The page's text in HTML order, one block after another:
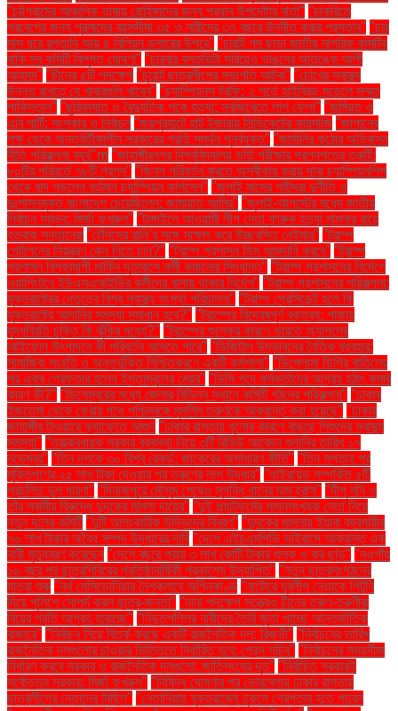
"চট্টগ্রামের আঞ্চলিক ভাষায় রোহিঙ্গাদের জন্য প্রধান উপদেষ্টার বার্তা" "চাকরিতে
প্রবেশের জন্য পুরুষদের বয়সসীমা ৩৫ ও নারীদের ৩৭ বছরে উন্নীত করার প্রস্তাব" "চার
মাস ধরে রপ্তানি আয় ৪ বিলিয়ন ডলারের উপরে" "চারটি পদ ছাড়া জাতীয় নাগরিক কমিটির
বাকি সব কমিটি বিলুপ্ত ঘোষণা" "চারবার বসতভিটা সরিয়েও ভাঙনের আতঙ্কে আলী
আহমদ" "চীনের ৫টি পদক্ষেপ "চুয়েট ছাত্রলীগের সভাপতি আটক" "চোখের স্বাস্থ্য
উন্নত রাখতে যে খাবারগুলি খাবেন" "চ্যাম্পিয়নস ট্রফি: ২ শর্তে হাইব্রিড মডেলে সম্মত
পাকিস্তান" "ছুরিকাঘাত ও বৈদ্যুতিক শকে হত্যা: সবজিখেতে লাশ ফেলা" "জমিয়ত ও
এবি পার্টি: সংস্কার ও নির্বাচন "জয়পুরহাটে হাট ইজারায় সিন্ডিকেটের কারসাজি "জাপানের
পক্ষ থেকে অন্তর্বর্তীকালীন সরকারের প্রতি সমর্থন পুনর্ব্যক্ত" "জার্মানির কঠোর অভিবাসন
নীতি পরিকল্পনা ব্যর্থ"m "জাহাঙ্গীরনগর বিশ্ববিদ্যালয় ভর্তি পরীক্ষার প্রশ্নপত্রে ত্রুটি:
৮০টির পরিবর্তে ৭৮টি প্রশ্ন" "জিনস পরিবর্তন করতে অস্বীকার করায় দাবা চ্যাম্পিয়নশিপ
থেকে বাদ পড়লেন বর্তমান চ্যাম্পিয়ন কার্লসেন" "জুলাই মাসের শহীদরা দুর্নীতি ও
দুঃশাসনমুক্ত বাংলাদেশ চেয়েছিলেন: জামায়াত আমির" "জুলাই-আগস্টের মধ্যে জাতীয়
নির্বাচন সম্ভব: মির্জা ফখরুল" "টাঙ্গাইলে আওয়ামী লীগ নেতা ফারুক হত্যা মামলার রায়ে
হতবাক সন্তানেরা "টেনিসের রানি’র সঙ্গে সাক্ষাৎ করে উচ্ছ্বসিত নেইমার" "ট্রাম্প
পেন্টাগনের নিয়ন্ত্রণ কেন নিতে চান?" "ট্রাম্প প্রশাসন ডিম আমদানি করবে" "ট্রাম্প
প্রশাসন বিশ্বব্যাপী মার্কিন দূতাবাসে কর্মী কমানোর সিদ্ধান্ত" "ট্রাম্প প্রশাসনের নির্দেশে
ওয়াশিংটনে ইউএসএআইডির কর্মীদের বাসায় থাকার নির্দেশ" "ট্রাম্প প্রশাসনের পরিকল্পনা:
যুক্তরাষ্ট্রের নেতৃত্বে বিশ্ব স্বাস্থ্য সংস্থা পরিচালনা" "ট্রাম্প প্রেসিডেন্ট হলে কি
যুক্তরাষ্ট্রে আদানির সমস্যা সমাধান হবে?" "ট্রাম্পের বিদ্বেষপূর্ণ বক্তব্য: গাজায়
যুদ্ধবিরতি চুক্তি কি ঝুঁকির মধ্যে?" "ট্রাম্পের শুল্কের কারণে ভারতে অ্যাপলের
আইফোন উৎপাদনে কী পরিবর্তন আসতে পারে" "ডিজিটাল উদ্ভাবনের নৈতিক ব্যবহার:
সামাজিক সংহতি ও অন্তর্ভুক্তি নিশ্চিতকরণে একটি কর্মশালা" "ডিপ্লোমা ডিগ্রি বাতিলের
পর এবার গ্রেফতার হলেন ইস্তাম্বুলের মেয়র" "ডিসি পদে কর্মকর্তাদের আগ্রহ হঠাৎ কমার
কারণ কী?" "ডিসেম্বরের মধ্যে জেলার বিভিন্ন স্থানে কমিটি গঠনের পরিকল্পনা" "ঢাকার
ইজতেমা থেকে ফেরার পথে পশ্চিমবঙ্গে মুসলিম তরুণকে আক্রান্ত করা হয়েছে" "ঢাকার
জাহাঙ্গীর টাওয়ারে ক্যাফেতে আগুন "ঢাকার রাস্তায় ধুলোর কারণে বাড়ছে শিশুদের স্বাস্থ্য
সমস্যা" "তত্ত্বাবধায়ক সরকার ব্যবস্থা নিয়ে ৩টি রিভিউ আবেদন শুনানির তারিখ ১৭
নভেম্বর" "তিন দশকে ৩০ বিশ্ব রেকর্ড: জাকেরের অসাধারণ কীর্তি" "তিন সপ্তাহ পর
মুক্তিপণের ২৫ লাখ টাকা দেওয়ার পর তরুণের লাশ উদ্ধার" "থাইরয়েড সম্পর্কিত ৫টি
প্রচলিত ভুল ধারণা" "দিনাজপুরে মৌসুম শেষেও সুগন্ধি ধানের দাম হ্রাস" "দীপু মনি ও
তাঁর স্বামীর বিরুদ্ধে দুদকের মামলা দায়ের" "দুই প্ল্যাটফর্মের সমানসংখ্যক নেতা নিয়ে
নতুন দলের কমিটি "দুটি আলংকারিক উদ্ভিদের বিবরণ" "দুদকের মামলায় ইয়াবা ব্যবসায়ীর
৭৬ লাখ টাকার অবৈধ সম্পদ উদ্ধারের দাবি "দেশে এইচএমপিভি ভাইরাসে আক্রান্ত এক
নারী মৃত্যুবরণ করেছেন "দেশে বছরে প্রায় ৩ লাখ কোটি টাকার শুল্ক ও কর ছাড়" "নওগাঁয়
১৬ বছর পর ছাত্রশিবিরের প্রতিষ্ঠাবার্ষিকী প্রকাশ্যে উদযাপিত" "নতুন ছাত্রসংগঠনের
যাত্রা শুরু "নর্থ মেসিডোনিয়ার নৈশক্লাবে অগ্নিকাণ্ড "নাটোরে যুবলীগ নেতাকে পিটুনি
দিয়ে পুলিশে সোপর্দ করল ছাত্র-জনতা" "নানা পদক্ষেপ সত্ত্বেও চীনের তরুণ-তরুণীরা
বিয়ের প্রতি আগ্রহ হারাচ্ছে" "নিভৃতপল্লির নারীদের তৈরি জুতা পাচ্ছে আন্তর্জাতিক
বাজারে" "নির্বাচন নিয়ে বিতর্ক করছে একটি রাজনৈতিক দল: রিজভী" "নির্বাচনের তারিখ
রাজনৈতিক দলগুলোর চাওয়ার ভিত্তিতে নির্ধারিত হবে: প্রেস সচিব" "নির্বাচনের সময়সীমা
নির্ধারণ করবে সরকার ও রাজনৈতিক দলগুলো: জাতিসংঘের দূত" "নির্বাচিত সরকারই
সর্বোত্তম সরকার: মির্জা ফখরুল" "নিষিদ্ধ ঘোষণার পর ভোরবেলায় ঢাকার রাস্তায়
ছাত্রলীগের নেতাদের মিছিল" "নেতানিয়াহু যুক্তরাজ্যে ঢুকলে গ্রেপ্তার হতে পারেন